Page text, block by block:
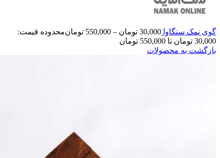
گوی نمک سنگاوا 30,000 تومان –
550,000 تومانمحدوده قیمت:
30,000 تومان تا 550,000 تومان
بازگشت به محصولات